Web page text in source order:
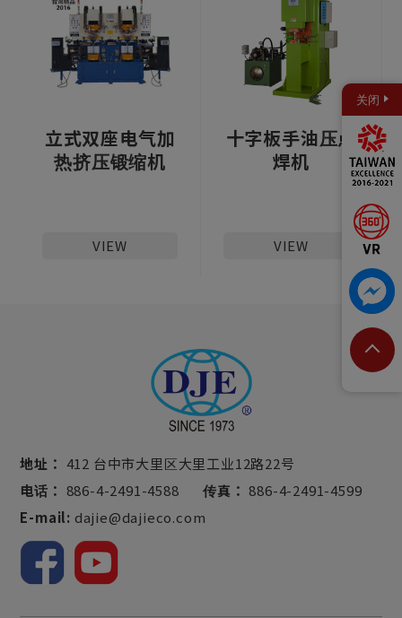
立式双座电气加
热挤压锻缩机
VIEW
十字板手油压点
焊机
VIEW
地址： 412 台中市大里区大里工业12路22号
电话： 886-4-2491-4588 传真： 886-4-2491-4599
E-mail: dajie@dajieco.com
关闭